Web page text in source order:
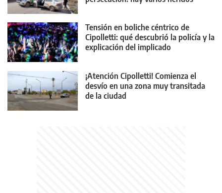
Tensión en boliche céntrico de
Cipolletti: qué descubrió la policía y la
explicación del implicado
¡Atención Cipolletti! Comienza el
desvío en una zona muy transitada
de la ciudad